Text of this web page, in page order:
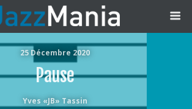
25 Décembre 2020
Pause
Yves «JB» Tassin